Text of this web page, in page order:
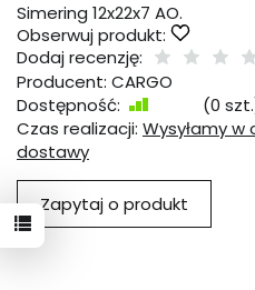
Simering 12x22x7 AO.
Obserwuj produkt:
Dodaj recenzję:
Producent: CARGO
Dostępność:
(0
Czas realizacji: Wysyłamy
dostawy
Zapytaj o produkt